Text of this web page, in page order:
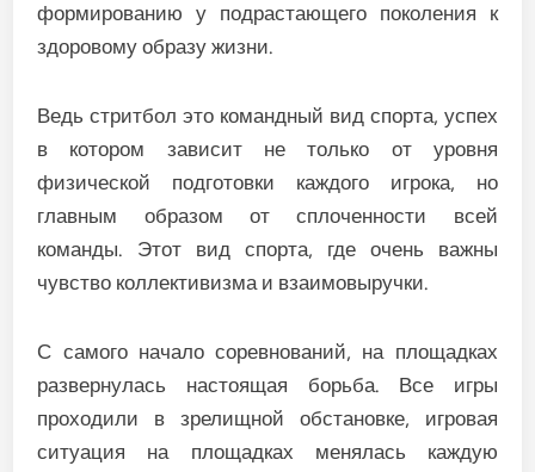
формированию у подрастающего поколения к
здоровому образу жизни.
Ведь стритбол это командный вид спорта, успех
в котором зависит не только от уровня
физической подготовки каждого игрока, но
главным образом от сплоченности всей
команды. Этот вид спорта, где очень важны
чувство коллективизма и взаимовыручки.
С самого начало соревнований, на площадках
развернулась настоящая борьба. Все игры
проходили в зрелищной обстановке, игровая
ситуация на площадках менялась каждую